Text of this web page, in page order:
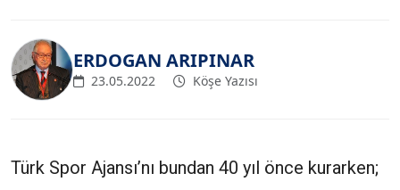
ERDOGAN ARIPINAR
23.05.2022 Köşe Yazısı
Türk Spor Ajansı’nı bundan 40 yıl önce kurarken;